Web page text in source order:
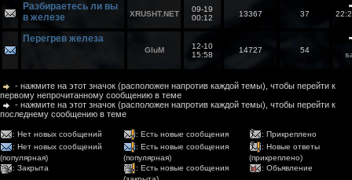
Разбираетесь ли вы
в железе
XRUSHT.NET
09-19
00:12
13367 37
Перегрев железа
GluM
12-10
15:58
14727 54
- нажмите на этот значок (расположен напротив каждой темы), чтобы перейти к
первому непрочитанному сообщению в теме
- нажмите на этот значок (расположен напротив каждой темы), чтобы перейти к
последнему сообщению в теме
: Нет новых сообщений : Есть новые сообщения
: Прикреплено
: Нет новых сообщений
(популярная)
: Есть новые сообщения
(популярная)
: Новые ответы
(прикреплено)
: Закрыта
: Есть новые сообщения
: Обьявление